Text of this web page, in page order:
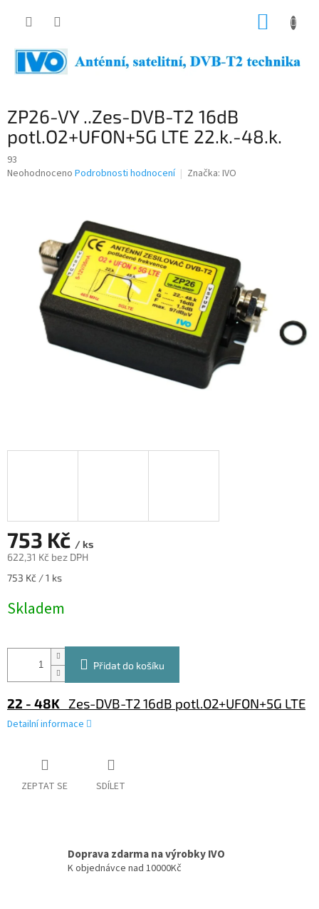
ZP26-VY ..Zes-DVB-T2 16dB
potl.O2+UFON+5G LTE 22.k.-48.k.
93
Průměrné
hvězdiček.
Neohodnoceno Podrobnosti hodnocení Značka: IVO
753 Kč / ks
622,31 Kč bez DPH
Měrná
753 Kč / 1 ks
Skladem
Přidat do košíku
22 - 48K Zes-DVB-T2 16dB potl.O2+UFON+5G LTE
Detailní informace
ZEPTAT SE SDÍLET
Doprava zdarma na výrobky IVO
K objednávce nad 10000Kč